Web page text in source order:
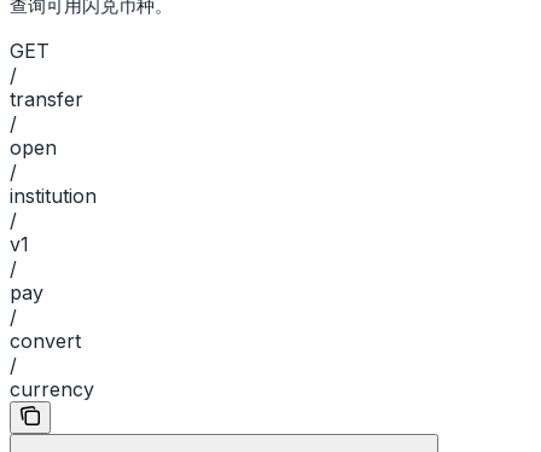
查询可用闪兑币种。
GET
/
transfer
/
open
/
institution
/
v1
/
pay
/
convert
/
currency